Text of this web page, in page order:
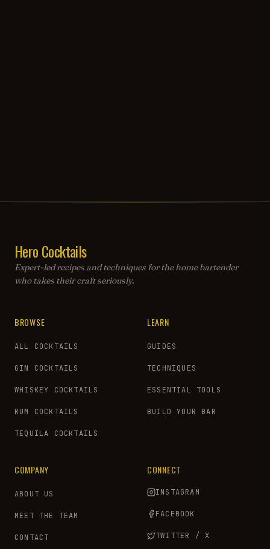
Hero Cocktails
Expert-led recipes and techniques for the home bartender
who takes their craft seriously.
BROWSE
ALL COCKTAILS
GIN COCKTAILS
WHISKEY COCKTAILS
RUM COCKTAILS
TEQUILA COCKTAILS
LEARN
GUIDES
TECHNIQUES
ESSENTIAL TOOLS
BUILD YOUR BAR
COMPANY
ABOUT US
MEET THE TEAM
CONTACT
CONNECT
INSTAGRAM
FACEBOOK
TWITTER / X